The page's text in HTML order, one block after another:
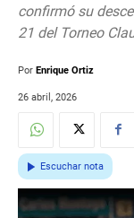
confirmó su
21 del Torneo
Por Enrique Ortiz
26 abril, 2026
Escuchar nota